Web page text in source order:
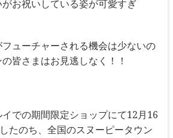
お祝いしている姿が可愛すぎ
ューチャーされる機会は少ないの
皆さまはお見逃しなく！！
での期間限定ショップにて12月16
たのち、全国のスヌーピータウン